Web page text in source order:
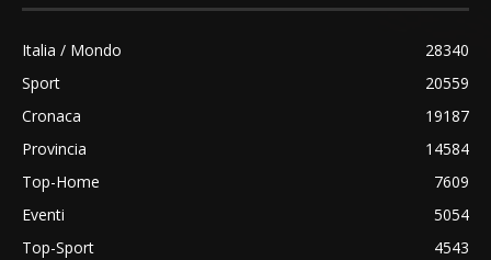
Italia / Mondo
28340
Sport
20559
Cronaca
19187
Provincia
14584
Top-Home
7609
Eventi
5054
Top-Sport
4543